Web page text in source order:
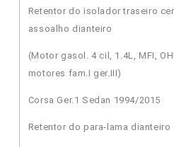
Retentor do isolador traseiro
assoalho dianteiro
(Motor gasol. 4 cil, 1.4L, MFI,
motores fam.I ger.III)
Corsa Ger.1 Sedan 1994/2015
Retentor do para-lama dianteiro